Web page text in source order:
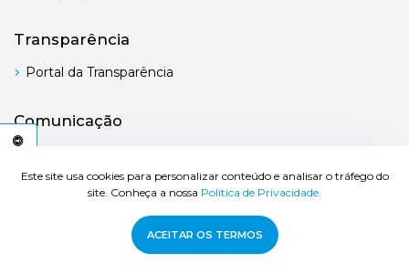
Este site usa cookies para personalizar conteúdo e analisar o tráfego do
site. Conheça a nossa Política de Privacidade.
ACEITAR OS TERMOS
A
Transparência
Portal da Transparência
Comunicação
© 2026 Prefeitura de Bertioga - Todos os direitos reservados.
Desenvolvido por